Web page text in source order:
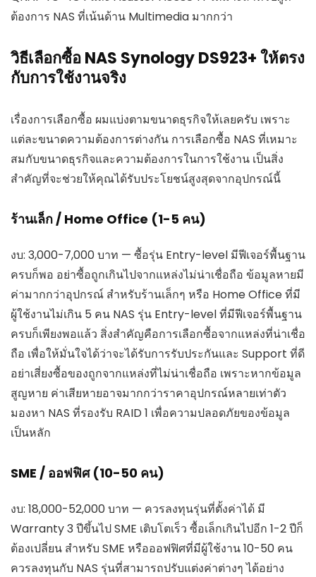
ต้องการ NAS ที่เน้นด้าน Multimedia มากกว่า
วิธีเลือกซื้อ NAS Synology DS923+ ให้ตรง
กับการใช้งานจริง
เรื่องการเลือกซื้อ ผมแบ่งตามขนาดธุรกิจให้เลยครับ เพราะ
แต่ละขนาดความต้องการต่างกัน การเลือกซื้อ NAS ที่เหมาะ
สมกับขนาดธุรกิจและความต้องการในการใช้งาน เป็นสิ่ง
สำคัญที่จะช่วยให้คุณได้รับประโยชน์สูงสุดจากอุปกรณ์นี้
ร้านเล็ก / Home Office (1-5 คน)
งบ: 3,000-7,000 บาท — ซื้อรุ่น Entry-level มีฟีเจอร์พื้นฐาน
ครบก็พอ อย่าซื้อถูกเกินไปจากแหล่งไม่น่าเชื่อถือ ข้อมูลหายมี
ค่ามากกว่าอุปกรณ์ สำหรับร้านเล็กๆ หรือ Home Office ที่มี
ผู้ใช้งานไม่เกิน 5 คน NAS รุ่น Entry-level ที่มีฟีเจอร์พื้นฐาน
ครบก็เพียงพอแล้ว สิ่งสำคัญคือการเลือกซื้อจากแหล่งที่น่าเชื่อ
ถือ เพื่อให้มั่นใจได้ว่าจะได้รับการรับประกันและ Support ที่ดี
อย่าเสี่ยงซื้อของถูกจากแหล่งที่ไม่น่าเชื่อถือ เพราะหากข้อมูล
สูญหาย ค่าเสียหายอาจมากกว่าราคาอุปกรณ์หลายเท่าตัว
มองหา NAS ที่รองรับ RAID 1 เพื่อความปลอดภัยของข้อมูล
เป็นหลัก
SME / ออฟฟิศ (10-50 คน)
งบ: 18,000-52,000 บาท — ควรลงทุนรุ่นที่ตั้งค่าได้ มี
Warranty 3 ปีขึ้นไป SME เติบโตเร็ว ซื้อเล็กเกินไปอีก 1-2 ปีก็
ต้องเปลี่ยน สำหรับ SME หรือออฟฟิศที่มีผู้ใช้งาน 10-50 คน
ควรลงทุนกับ NAS รุ่นที่สามารถปรับแต่งค่าต่างๆ ได้อย่าง